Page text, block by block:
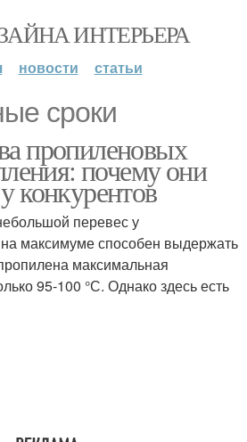
ИНТЕРЬЕРА
новости статьи
сроки
пропиленовых
почему они
конкурентов
перевес у
максимуме способен выдержать
максимальная
95-100 °С. Однако здесь есть